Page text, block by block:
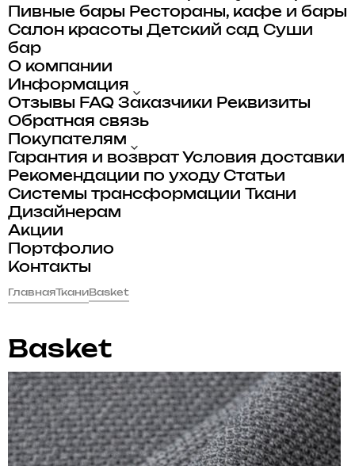
Пивные бары Рестораны, кафе и бары
Салон красоты Детский сад Суши
бар
О компании
Информация
Отзывы FAQ Заказчики Реквизиты
Обратная связь
Покупателям
Гарантия и возврат Условия доставки
Рекомендации по уходу Статьи
Системы трансформации
Ткани
Дизайнерам
Акции
Портфолио
Контакты
ГлавнаяТканиBasket
Basket